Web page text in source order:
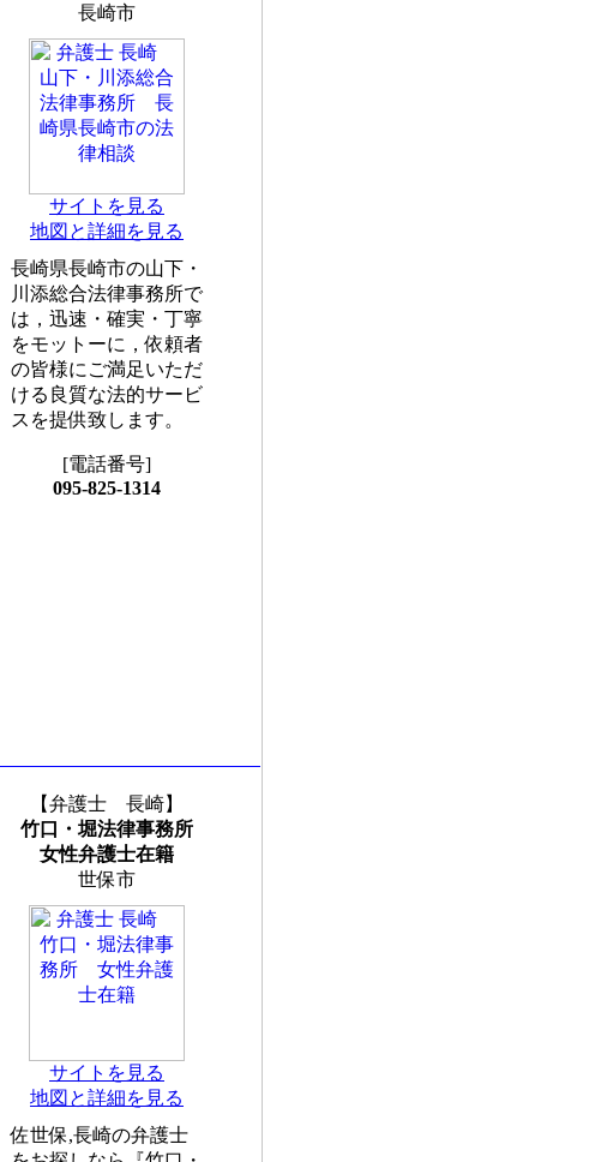
長崎市
サイトを見る
地図と詳細を見る
長崎県長崎市の山下・
川添総合法律事務所で
は，迅速・確実・丁寧
をモットーに，依頼者
の皆様にご満足いただ
ける良質な法的サービ
スを提供致します。
[電話番号]
095-825-1314
【弁護士 長崎】
竹口・堀法律事務所
女性弁護士在籍
世保市
サイトを見る
地図と詳細を見る
佐世保,長崎の弁護士